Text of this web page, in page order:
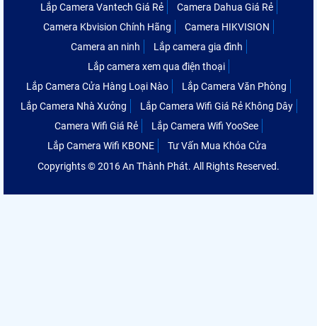
Lắp Camera Vantech Giá Rẻ
Camera Dahua Giá Rẻ
Camera Kbvision Chính Hãng
Camera HIKVISION
Camera an ninh
Lắp camera gia đình
Lắp camera xem qua điện thoại
Lắp Camera Cửa Hàng Loại Nào
Lắp Camera Văn Phòng
Lắp Camera Nhà Xưởng
Lắp Camera Wifi Giá Rẻ Không Dây
Camera Wifi Giá Rẻ
Lắp Camera Wifi YooSee
Lắp Camera Wifi KBONE
Tư Vấn Mua Khóa Cửa
Copyrights © 2016 An Thành Phát. All Rights Reserved.